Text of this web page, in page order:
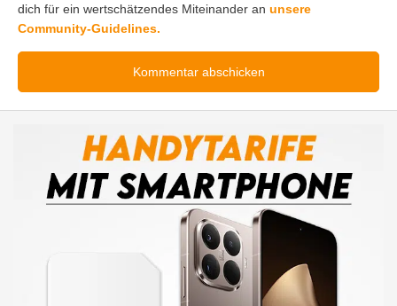
dich für ein wertschätzendes Miteinander an unsere
Community-Guidelines.